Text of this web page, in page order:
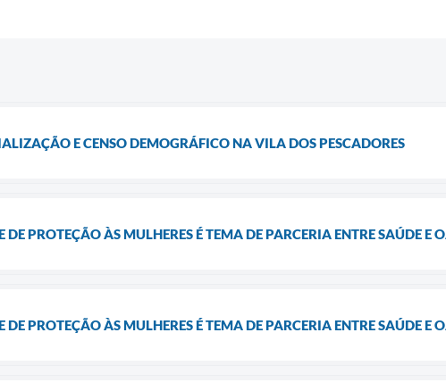
E CENSO DEMOGRÁFICO NA VILA DOS PESCADORES
PROTEÇÃO ÀS MULHERES É TEMA DE PARCERIA ENTRE SAÚDE E
PROTEÇÃO ÀS MULHERES É TEMA DE PARCERIA ENTRE SAÚDE E